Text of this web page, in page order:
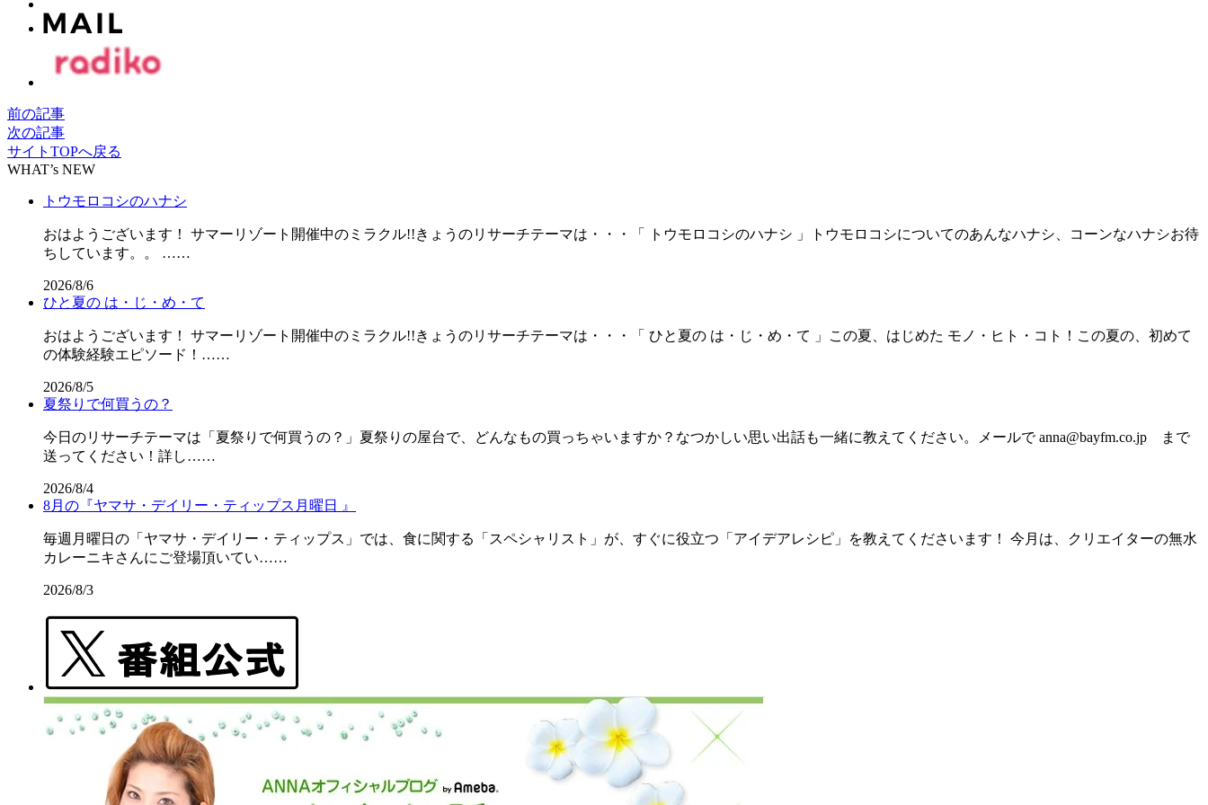
前の記事
次の記事
サイトTOPへ戻る
WHAT’s NEW
トウモロコシのハナシ
おはようございます！ サマーリゾート開催中のミラクル!!きょうのリサーチテーマは・・・「 トウモロコシのハナシ 」トウモロコシについてのあんなハナシ、コーンなハナシお待
ちしています。。 ……
2026/8/6
ひと夏の は・じ・め・て
おはようございます！ サマーリゾート開催中のミラクル!!きょうのリサーチテーマは・・・「 ひと夏の は・じ・め・て 」この夏、はじめた モノ・ヒト・コト！この夏の、初めて
の体験経験エピソード！……
2026/8/5
夏祭りで何買うの？
今日のリサーチテーマは「夏祭りで何買うの？」夏祭りの屋台で、どんなもの買っちゃいますか？なつかしい思い出話も一緒に教えてください。メールで anna@bayfm.co.jp まで
送ってください！詳し……
2026/8/4
8月の『ヤマサ・デイリー・ティップス月曜日 』
毎週月曜日の「ヤマサ・デイリー・ティップス」では、食に関する「スペシャリスト」が、すぐに役立つ「アイデアレシピ」を教えてくださいます！ 今月は、クリエイターの無水
カレーニキさんにご登場頂いてい……
2026/8/3